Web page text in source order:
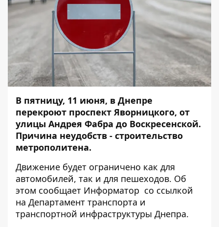
В пятницу, 11 июня, в Днепре
перекроют проспект Яворницкого, от
улицы Андрея Фабра до Воскресенской.
Причина неудобств - строительство
метрополитена.
Движение будет ограничено как для
автомобилей, так и для пешеходов. Об
этом сообщает Информатор со ссылкой
на Департамент транспорта и
транспортной инфраструктуры Днепра.